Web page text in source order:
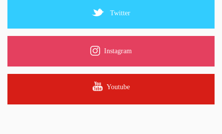
Twitter
Instagram
Youtube